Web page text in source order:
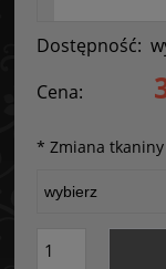
Dostępność:
Cena:
* Zmiana